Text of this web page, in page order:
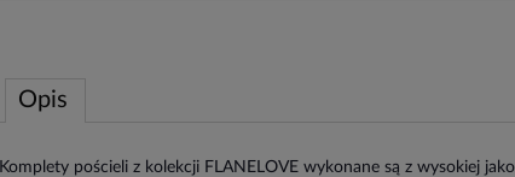
Opis
Komplety pościeli z kolekcji FLANELOVE wykonane są z wysokiej